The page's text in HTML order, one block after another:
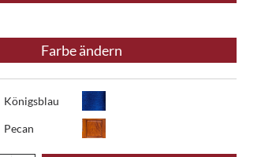
Farbe ändern
Königsblau
Pecan